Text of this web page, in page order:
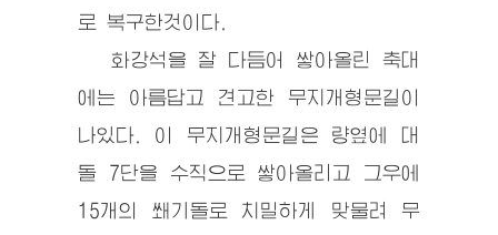
로 복구한것이다.
화강석을 잘 다듬어 쌓아올린 축대
에는 아름답고 견고한 무지개형문길이
나있다. 이 무지개형문길은 량옆에 대
돌 7단을 수직으로 쌓아올리고 그우에
15개의 쐐기돌로 치밀하게 맞물려 무